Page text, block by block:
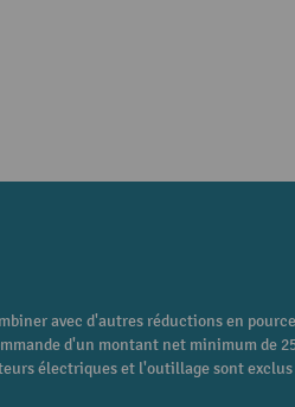
avec d'autres réductions en
d'un montant net minimum de
électriques et l'outillage sont